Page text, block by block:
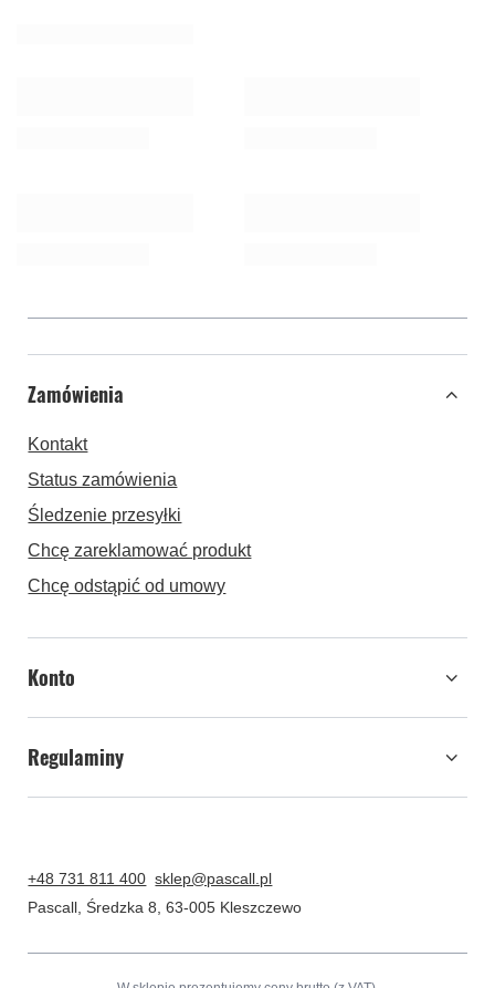
Zamówienia
Kontakt
Status zamówienia
Śledzenie przesyłki
Chcę zareklamować produkt
Chcę odstąpić od umowy
Konto
Regulaminy
+48 731 811 400 sklep@pascall.pl
Pascall ,Średzka 8 ,63-005 Kleszczewo